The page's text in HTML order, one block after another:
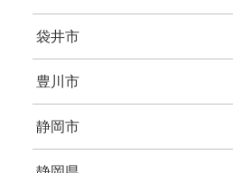
袋井市
豊川市
静岡市